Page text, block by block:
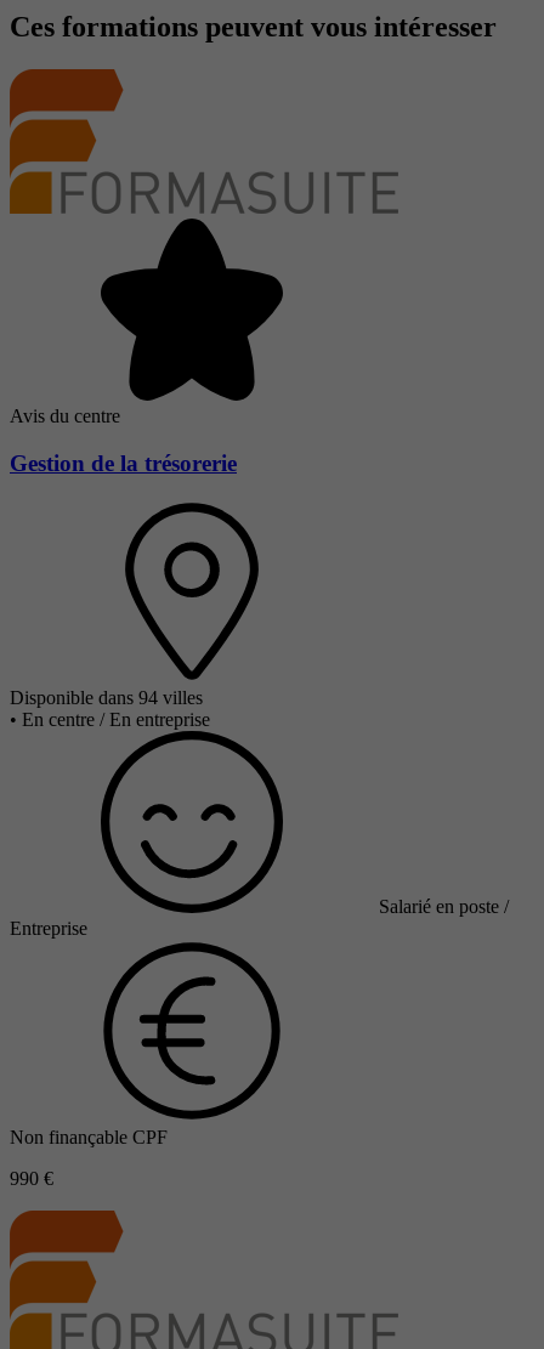
Ces formations peuvent vous intéresser
Avis du centre
Gestion de la trésorerie
Disponible dans 94 villes
• En centre / En entreprise
Salarié en poste /
Entreprise
Non finançable CPF
990 €